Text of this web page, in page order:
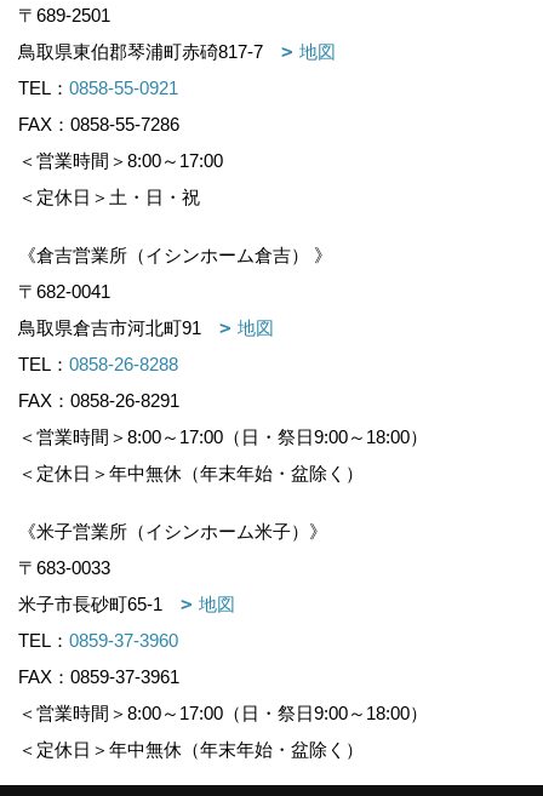
〒689-2501
鳥取県東伯郡琴浦町赤碕817-7
地図
TEL： 0858-55-0921
FAX：0858-55-7286
＜営業時間＞8:00～17:00
＜定休日＞土・日・祝
《倉吉営業所（イシンホーム倉吉） 》
〒682-0041
鳥取県倉吉市河北町91
地図
TEL： 0858-26-8288
FAX：0858-26-8291
＜営業時間＞8:00～17:00（日・祭日9:00～18:00）
＜定休日＞年中無休（年末年始・盆除く）
《米子営業所（イシンホーム米子）》
〒683-0033
米子市長砂町65-1
地図
TEL： 0859-37-3960
FAX：0859-37-3961
＜営業時間＞8:00～17:00（日・祭日9:00～18:00）
＜定休日＞年中無休（年末年始・盆除く）